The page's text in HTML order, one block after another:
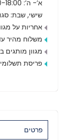
א’- ה’: 9:00-18:00
שישי, שבת:
אחריות על
משלוח מהיר עד 8 ימי
מגוון מותגים
פריסת
פרטים